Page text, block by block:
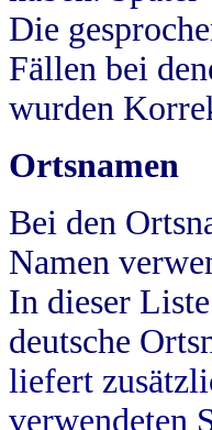
Die
Fällen bei
wurden
Ortsnamen
Bei den
Namen
In dieser
deutsche
liefert
verwendeten